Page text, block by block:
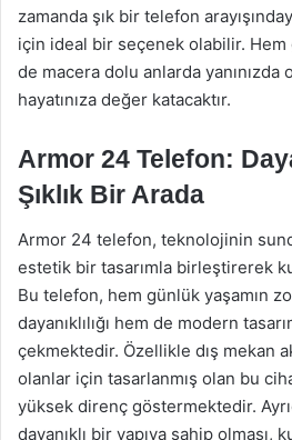
zamanda şık bir telefon
için ideal bir seçenek olabilir. Hem
de macera dolu anlarda
hayatınıza değer katacaktır.
Armor 24 Telefon:
Şıklık Bir Arada
Armor 24 telefon, teknolojinin
estetik bir tasarımla birleştirerek
Bu telefon, hem günlük yaşamın
dayanıklılığı hem de modern
çekmektedir. Özellikle dış mekan
olanlar için tasarlanmış olan bu
yüksek direnç göstermektedir.
dayanıklı bir yapıya sahip olması,